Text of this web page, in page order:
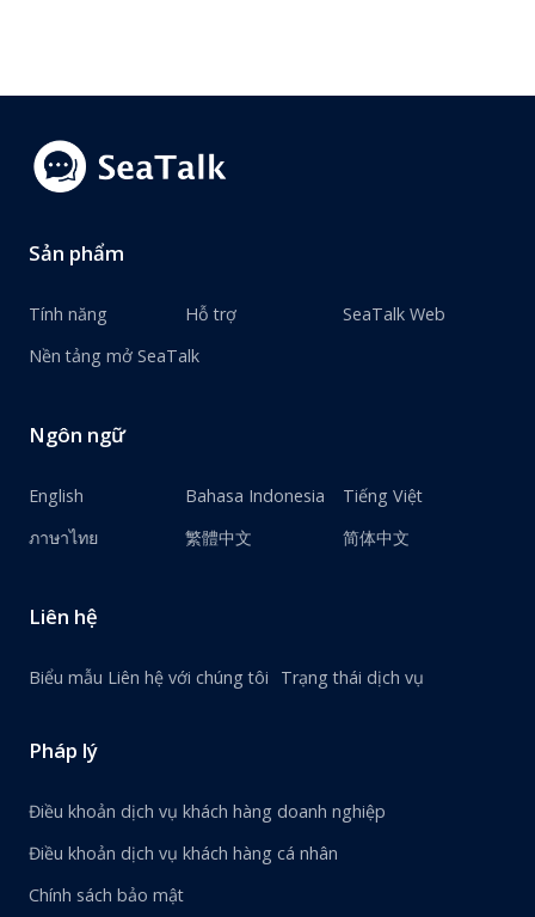
Sản phẩm
Tính năng Hỗ trợ
SeaTalk Web
Nền tảng mở SeaTalk
Ngôn ngữ
English Bahasa Indonesia
Tiếng Việt
ภาษาไทย
繁體中文 简体中文
Liên hệ
Biểu mẫu Liên hệ với chúng tôi Trạng thái dịch vụ
Pháp lý
Điều khoản dịch vụ khách hàng doanh nghiệp
Điều khoản dịch vụ khách hàng cá nhân
Chính sách bảo mật